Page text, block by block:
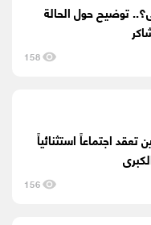
توضيح حول الحالة
158
تعقد اجتماعاً استثنائياً
156